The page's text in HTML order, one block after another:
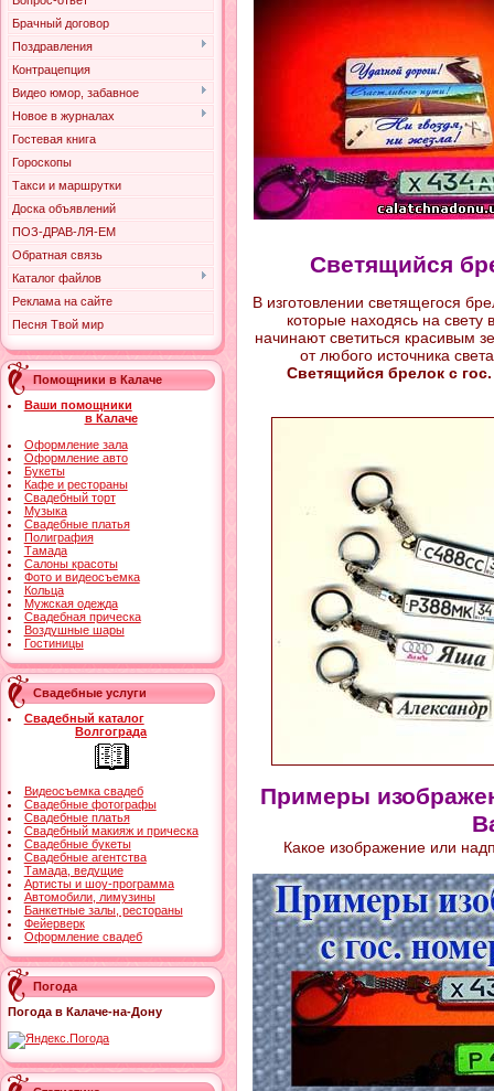
Брачный договор
Поздравления
Контрацепция
Видео юмор, забавное
Новое в журналах
Гостевая книга
Гороскопы
Такси и маршрутки
Доска объявлений
ПОЗ-ДРАВ-ЛЯ-ЕМ
Обратная связь
Каталог файлов
Реклама на сайте
Песня Твой мир
Помощники в Калаче
Ваши помощники
в Калаче
Оформление зала
Оформление авто
Букеты
Кафе и рестораны
Свадебный торт
Музыка
Свадебные платья
Полиграфия
Тамада
Салоны красоты
Фото и видеосъемка
Кольца
Мужская одежда
Свадебная прическа
Воздушные шары
Гостиницы
Свадебные услуги
Свадебный каталог
Волгограда
Видеосъемка свадеб
Свадебные фотографы
Свадебные платья
Свадебный макияж и прическа
Свадебные букеты
Свадебные агентства
Тамада, ведущие
Артисты и шоу-программа
Автомобили, лимузины
Банкетные залы, рестораны
Фейерверк
Оформление свадеб
Погода
Погода в Калаче-на-Дону
Светящийся
В изготовлении светящегося
которые находясь на свету
начинают светиться красивым
от любого источника
Светящийся брелок с
Примеры
Какое изображение или